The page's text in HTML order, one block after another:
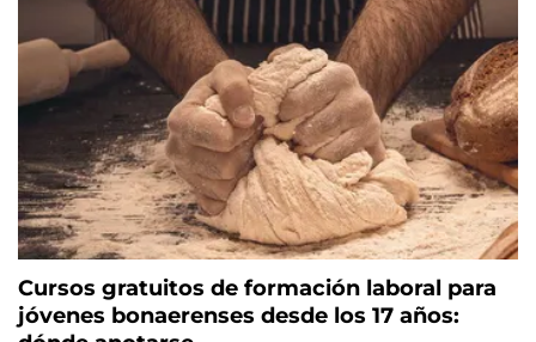
Cursos gratuitos de formación laboral para
jóvenes bonaerenses desde los 17 años: